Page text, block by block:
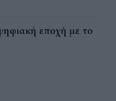
εποχή με το